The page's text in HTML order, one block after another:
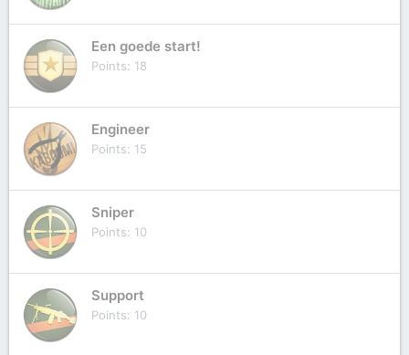
Een goede start!
Points 18
Engineer
Points 15
Sniper
Points 10
Support
Points 10